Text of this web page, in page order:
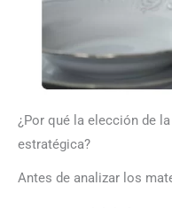
¿Por qué la elección de
estratégica?
Antes de analizar los